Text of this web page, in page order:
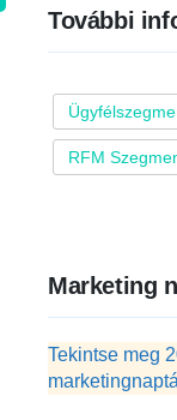
További
RFM
Marketing
Tekintse meg